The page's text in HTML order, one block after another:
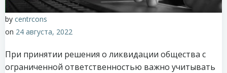
by centrcons
on 24 августа, 2022
При принятии решения о ликвидации общества с
ограниченной ответственностью важно учитывать